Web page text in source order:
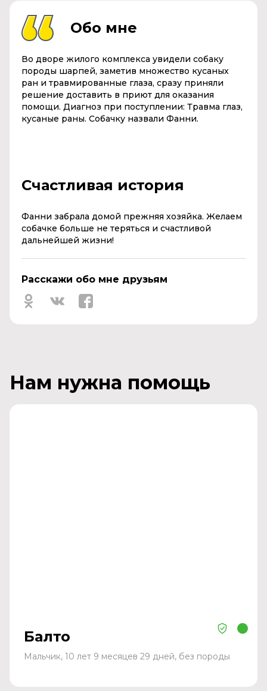
Обо мне
Во дворе жилого комплекса увидели собаку
породы шарпей, заметив множество кусаных
ран и травмированные глаза, сразу приняли
решение доставить в приют для оказания
помощи. Диагноз при поступлении: Травма глаз,
кусаные раны. Собачку назвали Фанни.
Счастливая история
Фанни забрала домой прежняя хозяйка. Желаем
собачке больше не теряться и счастливой
дальнейшей жизни!
Расскажи обо мне друзьям
Нам нужна помощь
Балто
Мальчик, 10 лет 9 месяцев 29 дней, без породы